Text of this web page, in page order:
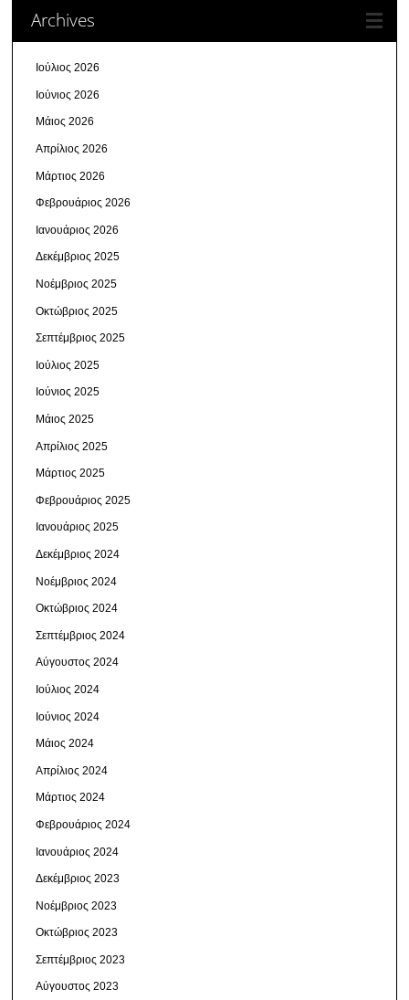
Archives
Ιούλιος 2026
Ιούνιος 2026
Μάιος 2026
Απρίλιος 2026
Μάρτιος 2026
Φεβρουάριος 2026
Ιανουάριος 2026
Δεκέμβριος 2025
Νοέμβριος 2025
Οκτώβριος 2025
Σεπτέμβριος 2025
Ιούλιος 2025
Ιούνιος 2025
Μάιος 2025
Απρίλιος 2025
Μάρτιος 2025
Φεβρουάριος 2025
Ιανουάριος 2025
Δεκέμβριος 2024
Νοέμβριος 2024
Οκτώβριος 2024
Σεπτέμβριος 2024
Αύγουστος 2024
Ιούλιος 2024
Ιούνιος 2024
Μάιος 2024
Απρίλιος 2024
Μάρτιος 2024
Φεβρουάριος 2024
Ιανουάριος 2024
Δεκέμβριος 2023
Νοέμβριος 2023
Οκτώβριος 2023
Σεπτέμβριος 2023
Αύγουστος 2023